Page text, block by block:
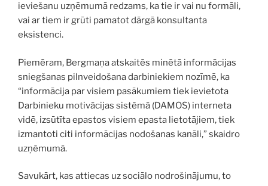
ieviešanu uzņēmumā redzams, ka tie ir vai nu formāli,
vai ar tiem ir grūti pamatot dārgā konsultanta
eksistenci.
Piemēram, Bergmaņa atskaitēs minētā informācijas
sniegšanas pilnveidošana darbiniekiem nozīmē, ka
“informācija par visiem pasākumiem tiek ievietota
Darbinieku motivācijas sistēmā (DAMOS) interneta
vidē, izsūtīta epastos visiem epasta lietotājiem, tiek
izmantoti citi informācijas nodošanas kanāli,” skaidro
uzņēmumā.
Savukārt, kas attiecas uz sociālo nodrošinājumu, to